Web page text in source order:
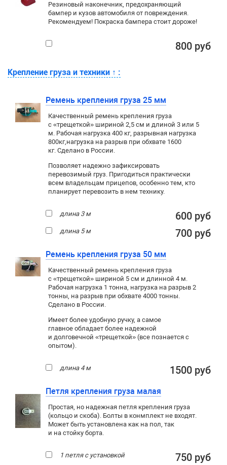
Резиновый наконечник, предохраняющий
бампер и кузов автомобиля от повреждения.
Рекомендуем! Покраска бампера стоит дороже!
800 руб
Крепление груза и техники ↑ :
Ремень крепления груза 25 мм
Качественный ремень крепления груза
с «трещеткой» шириной 2,5 см и длиной 3 или 5
м. Рабочая нагрузка 400 кг, разрывная нагрузка
800кг,нагрузка на разрыв при обхвате 1600
кг. Сделано в России.
Позволяет надежно зафиксировать
перевозимый груз. Пригодиться практически
всем владельцам прицепов, особенно тем, кто
планирует перевозить в нем технику.
длина 3 м 600 руб
длина 5 м 700 руб
Ремень крепления груза 50 мм
Качественный ремень крепления груза
с «трещеткой» шириной 5 см и длинной 4 м.
Рабочая нагрузка 1 тонна, нагрузка на разрыв 2
тонны, на разрыв при обхвате 4000 тонны.
Сделано в России.
Имеет более удобную ручку, а самое
главное обладает более надежной
и долговечной «трещеткой» (все познается с
опытом).
длина 4 м 1500 руб
Петля крепления груза малая
Простая, но надежная петля крепления груза
(кольцо и скоба). Болты в конмплект не входят.
Может быть установлена как на пол, так
и на стойку борта.
1 петля с установкой 750 руб